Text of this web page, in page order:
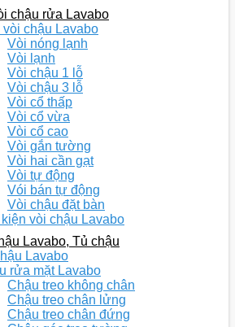
chậu rửa Lavabo
vòi chậu Lavabo
Vòi nóng lạnh
Vòi lạnh
Vòi chậu 1 lỗ
Vòi chậu 3 lỗ
Vòi cổ thấp
Vòi cổ vừa
Vòi cổ cao
Vòi gắn tường
Vòi hai cần gạt
Vòi tự động
Vói bán tự động
Vòi chậu đặt bàn
kiện vòi chậu Lavabo
Lavabo, Tủ chậu
Lavabo
rửa mặt Lavabo
Chậu treo không chân
Chậu treo chân lửng
Chậu treo chân đứng